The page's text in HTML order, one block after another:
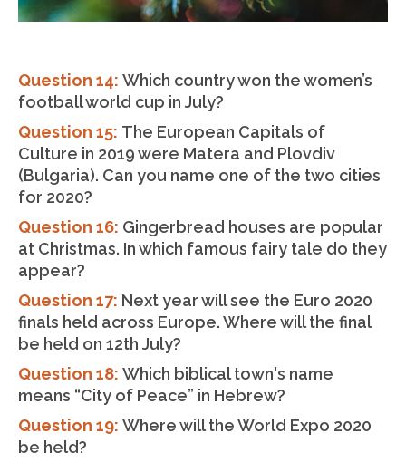
Question 14: Which country won the women’s
football world cup in July?
Question 15: The European Capitals of
Culture in 2019 were Matera and Plovdiv
(Bulgaria). Can you name one of the two cities
for 2020?
Question 16: Gingerbread houses are popular
at Christmas. In which famous fairy tale do they
appear?
Question 17: Next year will see the Euro 2020
finals held across Europe. Where will the final
be held on 12th July?
Question 18: Which biblical town's name
means “City of Peace” in Hebrew?
Question 19: Where will the World Expo 2020
be held?